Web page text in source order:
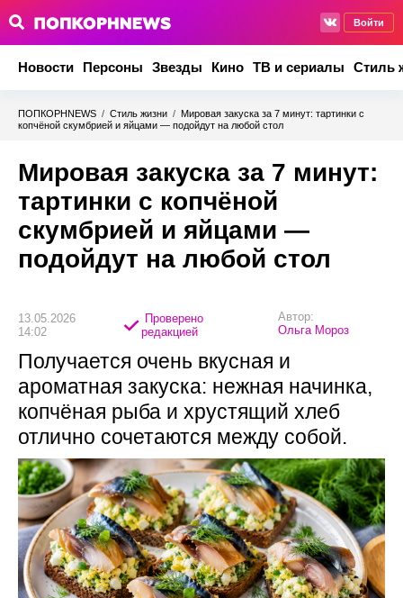
Войти
Новости Персоны Звезды Кино ТВ и сериалы Стиль
ПОПКОРНNEWS / Стиль жизни / Мировая закуска за 7 минут: тартинки с
копчёной скумбрией и яйцами — подойдут на любой стол
Мировая закуска за 7 минут:
тартинки с копчёной
скумбрией и яйцами —
подойдут на любой стол
13.05.2026
14:02
Проверено
редакцией
Автор:
Ольга Мороз
Получается очень вкусная и
ароматная закуска: нежная начинка,
копчёная рыба и хрустящий хлеб
отлично сочетаются между собой.